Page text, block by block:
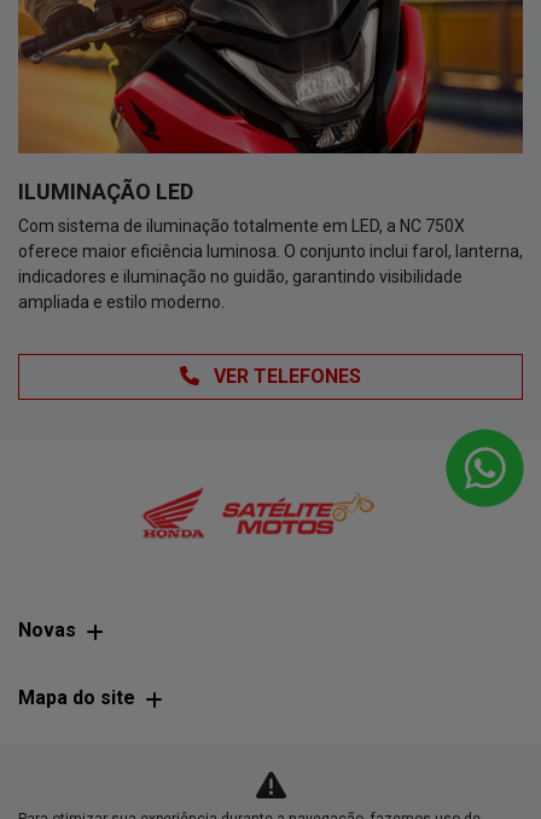
ILUMINAÇÃO LED
Com sistema de iluminação totalmente em LED, a NC 750X
oferece maior eficiência luminosa. O conjunto inclui farol, lanterna,
indicadores e iluminação no guidão, garantindo visibilidade
ampliada e estilo moderno.
VER TELEFONES
Novas
Mapa do site